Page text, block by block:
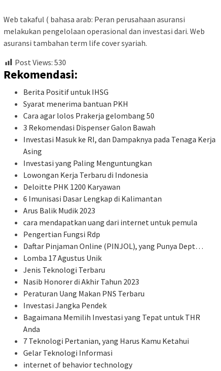
Web takaful ( bahasa arab: Peran perusahaan asuransi
melakukan pengelolaan operasional dan investasi dari. Web
asuransi tambahan term life cover syariah.
Post Views: 530
Rekomendasi:
Berita Positif untuk IHSG
Syarat menerima bantuan PKH
Cara agar lolos Prakerja gelombang 50
3 Rekomendasi Dispenser Galon Bawah
Investasi Masuk ke RI, dan Dampaknya pada Tenaga Kerja
Asing
Investasi yang Paling Menguntungkan
Lowongan Kerja Terbaru di Indonesia
Deloitte PHK 1200 Karyawan
6 Imunisasi Dasar Lengkap di Kalimantan
Arus Balik Mudik 2023
cara mendapatkan uang dari internet untuk pemula
Pengertian Fungsi Rdp
Daftar Pinjaman Online (PINJOL), yang Punya Dept…
Lomba 17 Agustus Unik
Jenis Teknologi Terbaru
Nasib Honorer di Akhir Tahun 2023
Peraturan Uang Makan PNS Terbaru
Investasi Jangka Pendek
Bagaimana Memilih Investasi yang Tepat untuk THR
Anda
7 Teknologi Pertanian, yang Harus Kamu Ketahui
Gelar Teknologi Informasi
internet of behavior technology